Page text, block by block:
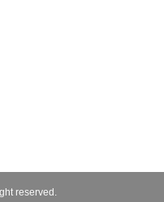
reserved.